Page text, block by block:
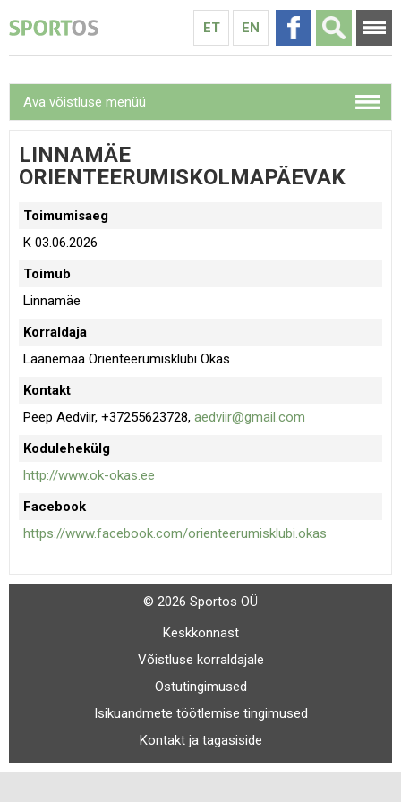
ET EN
Ava võistluse menüü
LINNAMÄE
ORIENTEERUMISKOLMAPÄEVAK
Toimumisaeg
K 03.06.2026
Toimub
Linnamäe
Korraldaja
Läänemaa Orienteerumisklubi Okas
Kontakt
Peep Aedviir, +37255623728, aedviir@gmail.com
Kodulehekülg
http://www.ok-okas.ee
Facebook
https://www.facebook.com/orienteerumisklubi.okas
© 2026 Sportos OÜ
Keskkonnast
Võistluse korraldajale
Ostutingimused
Isikuandmete töötlemise tingimused
Kontakt ja tagasiside